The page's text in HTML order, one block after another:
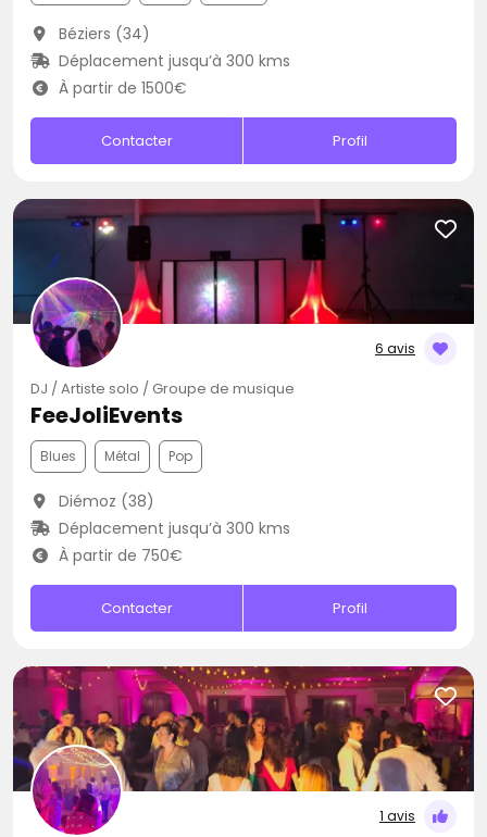
Béziers (34)
Déplacement jusqu’à 300 kms
À partir de 1500€
Contacter Profil
6 avis
DJ / Artiste solo / Groupe de musique
FeeJoliEvents
Blues Métal Pop
Diémoz (38)
Déplacement jusqu’à 300 kms
À partir de 750€
Contacter Profil
1 avis